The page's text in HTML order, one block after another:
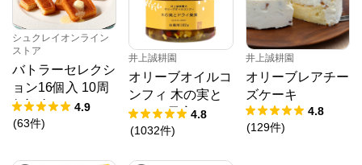
シュクレイオンライン
ストア
バトラーセレクシ
ョン16個入 10周
年記念パッケージ
4.9
(63件)
井上誠耕園
オリーブオイルコ
ンフィ 木の実と
ドライ果実 192g
春限定
4.8
(1032件)
井上誠耕園
オリーブレアチー
ズケーキ
4.8
(129件)